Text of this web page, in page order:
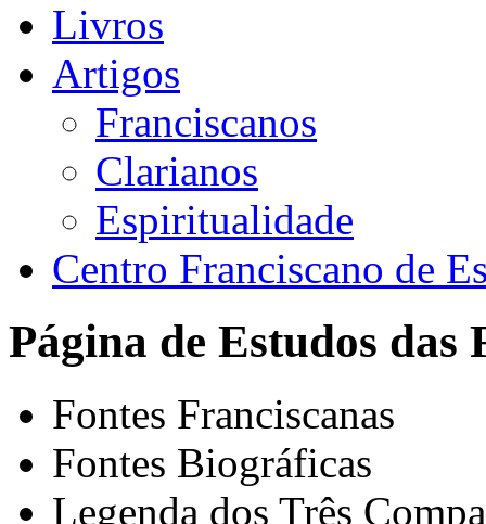
Livros
Artigos
Franciscanos
Clarianos
Espiritualidade
Centro Franciscano de
Página de Estudos das
Fontes Franciscanas
Fontes Biográficas
Legenda dos Três